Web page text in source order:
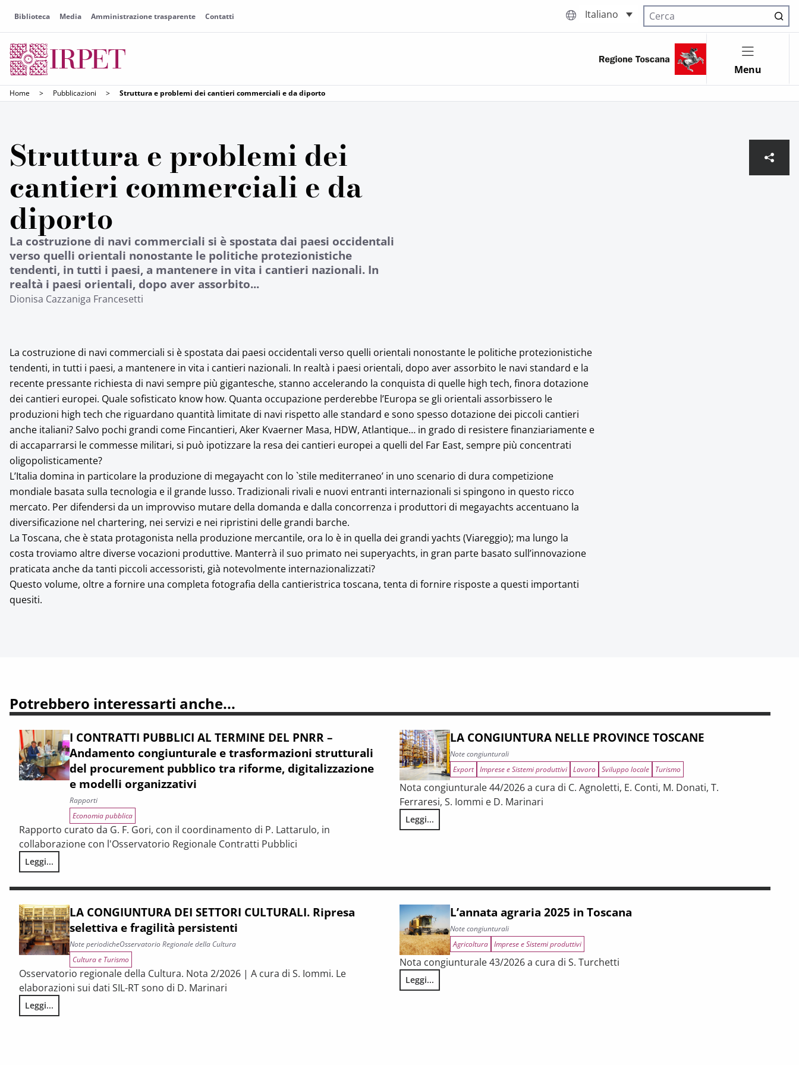
Biblioteca Media Amministrazione trasparente Contatti Italiano
Cerca nel sito
Menu
Home > Pubblicazioni > Struttura e problemi dei cantieri commerciali e da diporto
Struttura e problemi dei
cantieri commerciali e da
diporto
La costruzione di navi commerciali si è spostata dai paesi occidentali
verso quelli orientali nonostante le politiche protezionistiche
tendenti, in tutti i paesi, a mantenere in vita i cantieri nazionali. In
realtà i paesi orientali, dopo aver assorbito...
Dionisa Cazzaniga Francesetti
La costruzione di navi commerciali si è spostata dai paesi occidentali verso quelli orientali nonostante le politiche protezionistiche
tendenti, in tutti i paesi, a mantenere in vita i cantieri nazionali. In realtà i paesi orientali, dopo aver assorbito le navi standard e la
recente pressante richiesta di navi sempre più gigantesche, stanno accelerando la conquista di quelle high tech, finora dotazione
dei cantieri europei. Quale sofisticato know how. Quanta occupazione perderebbe l’Europa se gli orientali assorbissero le
produzioni high tech che riguardano quantità limitate di navi rispetto alle standard e sono spesso dotazione dei piccoli cantieri
anche italiani? Salvo pochi grandi come Fincantieri, Aker Kvaerner Masa, HDW, Atlantique… in grado di resistere finanziariamente e
di accaparrarsi le commesse militari, si può ipotizzare la resa dei cantieri europei a quelli del Far East, sempre più concentrati
oligopolisticamente?
L’Italia domina in particolare la produzione di megayacht con lo `stile mediterraneo’ in uno scenario di dura competizione
mondiale basata sulla tecnologia e il grande lusso. Tradizionali rivali e nuovi entranti internazionali si spingono in questo ricco
mercato. Per difendersi da un improvviso mutare della domanda e dalla concorrenza i produttori di megayachts accentuano la
diversificazione nel chartering, nei servizi e nei ripristini delle grandi barche.
La Toscana, che è stata protagonista nella produzione mercantile, ora lo è in quella dei grandi yachts (Viareggio); ma lungo la
costa troviamo altre diverse vocazioni produttive. Manterrà il suo primato nei superyachts, in gran parte basato sull’innovazione
praticata anche da tanti piccoli accessoristi, già notevolmente internazionalizzati?
Questo volume, oltre a fornire una completa fotografia della cantieristrica toscana, tenta di fornire risposte a questi importanti
quesiti.
Potrebbero interessarti anche...
I CONTRATTI PUBBLICI AL TERMINE DEL PNRR –
Andamento congiunturale e trasformazioni strutturali
del procurement pubblico tra riforme, digitalizzazione
e modelli organizzativi
Rapporti
Economia pubblica
Rapporto curato da G. F. Gori, con il coordinamento di P. Lattarulo, in
collaborazione con l'Osservatorio Regionale Contratti Pubblici
Leggi...
I CONTRATTI PUBBLICI AL TERMINE DEL PNRR – Andamento congiunturale e trasformazioni strutturali del procurement pubblico tra riforme, digitalizzazione e modelli organizzativi
LA CONGIUNTURA NELLE PROVINCE TOSCANE
Note congiunturali
Export Imprese e Sistemi produttivi Lavoro Sviluppo locale Turismo
Nota congiunturale 44/2026 a cura di C. Agnoletti, E. Conti, M. Donati, T.
Ferraresi, S. Iommi e D. Marinari
Leggi...
LA CONGIUNTURA NELLE PROVINCE TOSCANE
LA CONGIUNTURA DEI SETTORI CULTURALI. Ripresa
selettiva e fragilità persistenti
Note periodicheOsservatorio Regionale della Cultura
Cultura e Turismo
Osservatorio regionale della Cultura. Nota 2/2026 | A cura di S. Iommi. Le
elaborazioni sui dati SIL-RT sono di D. Marinari
Leggi...
LA CONGIUNTURA DEI SETTORI CULTURALI. Ripresa selettiva e fragilità persistenti
L’annata agraria 2025 in Toscana
Note congiunturali
Agricoltura Imprese e Sistemi produttivi
Nota congiunturale 43/2026 a cura di S. Turchetti
Leggi...
L’annata agraria 2025 in Toscana